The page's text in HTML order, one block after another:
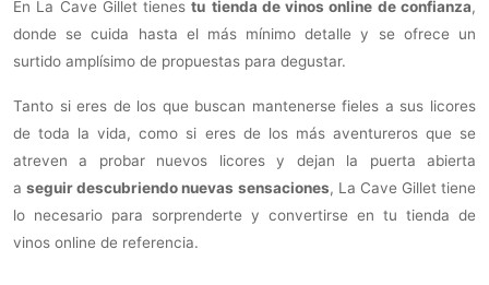
En La Cave Gillet tienestu tienda de vinos online de confianza,
donde se cuida hasta el más mínimo detalle y se ofrece un
surtido amplísimo de propuestas para degustar.
Tanto si eres de los que buscan mantenerse fieles a sus licores
de toda la vida, como si eres de los más aventureros que se
atreven a probar nuevos licores y dejan la puerta abierta
aseguir descubriendo nuevas sensaciones, La Cave Gillet tiene
lo necesario para sorprenderte y convertirse en tu tienda de
vinos online de referencia.